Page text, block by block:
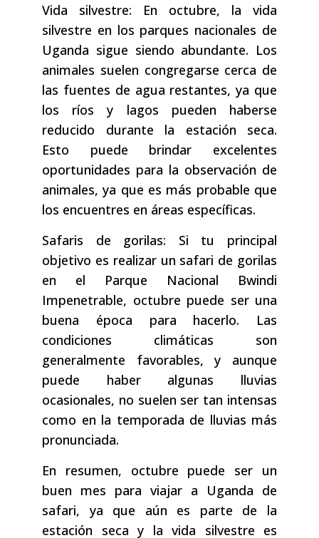
Vida silvestre: En octubre, la vida
silvestre en los parques nacionales de
Uganda sigue siendo abundante. Los
animales suelen congregarse cerca de
las fuentes de agua restantes, ya que
los ríos y lagos pueden haberse
reducido durante la estación seca.
Esto puede brindar excelentes
oportunidades para la observación de
animales, ya que es más probable que
los encuentres en áreas específicas.
Safaris de gorilas: Si tu principal
objetivo es realizar un safari de gorilas
en el Parque Nacional Bwindi
Impenetrable, octubre puede ser una
buena época para hacerlo. Las
condiciones climáticas son
generalmente favorables, y aunque
puede haber algunas lluvias
ocasionales, no suelen ser tan intensas
como en la temporada de lluvias más
pronunciada.
En resumen, octubre puede ser un
buen mes para viajar a Uganda de
safari, ya que aún es parte de la
estación seca y la vida silvestre es